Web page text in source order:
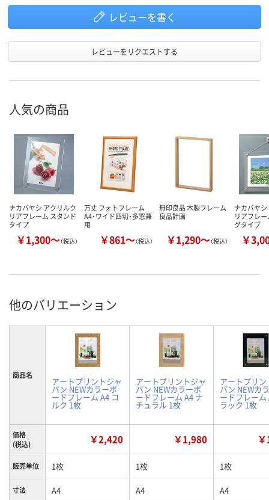
レビューを書く
レビューをリクエストする
人気の商品
ナカバヤシ アクリルク
リアフレーム スタンド
タイプ
￥1,300～（税込）
万丈 フォトフレーム
A4・ワイド四切・多窓兼
用
￥861～（税込）
無印良品 木製フレーム
良品計画
￥1,290～（税込）
ナカバヤ
リアフレ
グタイプ
￥
他のバリエーション
商品名
アートプリントジャ
パン NEWカラーボ
ードフレーム A4 コ
ルク 1枚
アートプリントジャ
パン NEWカラーボ
ードフレーム A4 ナ
チュラル 1枚
アートプリ
パン NEWカ
ードフレーム
ラック 1枚
価格
(税込)
￥2,420 ￥1,980
販売単位 1枚 1枚 1枚
寸法 A4 A4 A4